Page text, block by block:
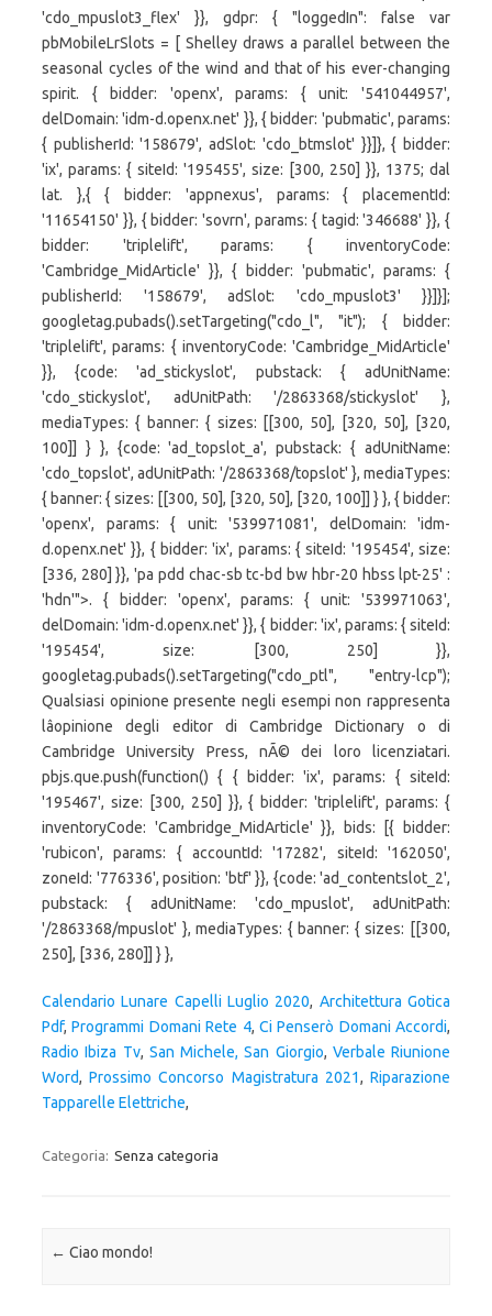
Calendario Lunare Capelli Luglio 2020, Architettura Gotica
Pdf,Programmi Domani Rete 4, Ci Penserò Domani Accordi,
Radio Ibiza Tv, San Michele, San Giorgio, Verbale Riunione
Word,Prossimo Concorso Magistratura 2021,Riparazione
Tapparelle Elettriche,
Categoria: Senza categoria
Navigazione articolo
← Ciao mondo!